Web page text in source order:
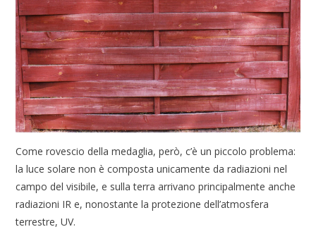
Come rovescio della medaglia, però, c’è un piccolo problema:
la luce solare non è composta unicamente da radiazioni nel
campo del visibile, e sulla terra arrivano principalmente anche
radiazioni IR e, nonostante la protezione dell’atmosfera
terrestre, UV.